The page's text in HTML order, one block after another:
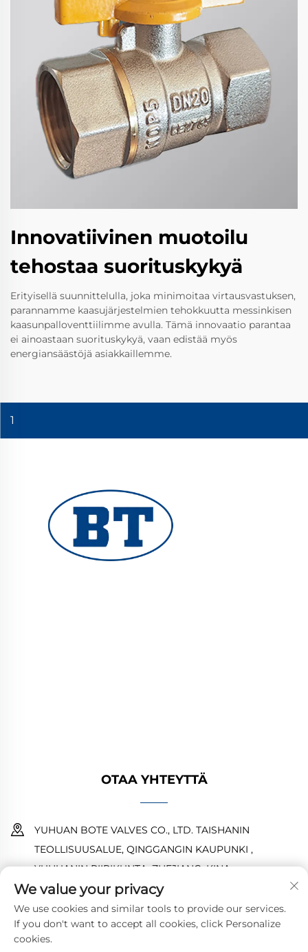
Innovatiivinen muotoilu
tehostaa suorituskykyä
Erityisellä suunnittelulla, joka minimoitaa virtausvastuksen,
parannamme kaasujärjestelmien tehokkuutta messinkisen
kaasunpalloventtiilimme avulla. Tämä innovaatio parantaa
ei ainoastaan suorituskykyä, vaan edistää myös
energiansäästöjä asiakkaillemme.
1
OTAA YHTEYTTÄ
YUHUAN BOTE VALVES CO., LTD. TAISHANIN
TEOLLISUUSALUE, QINGGANGIN KAUPUNKI ,
YUHUANIN PIIRIKUNTA ,ZHEJIANG ,KINA
18968473237
[email protected]
We value your privacy
We use cookies and similar tools to provide our services.
If you don't want to accept all cookies, click Personalize
cookies.